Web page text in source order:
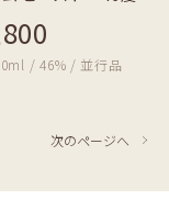
/ 46% / 並行品
次のページへ